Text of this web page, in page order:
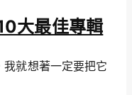
大最佳專輯
就想著一定要把它